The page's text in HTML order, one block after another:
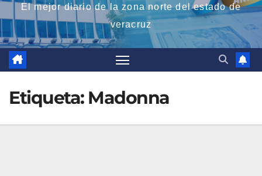
El mejor diario de la zona norte del estado de
veracruz
Etiqueta: Madonna